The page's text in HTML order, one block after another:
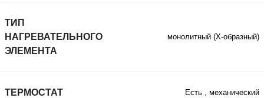
ТИП
НАГРЕВАТЕЛЬНОГО
ЭЛЕМЕНТА
монолитный (Х-образный)
ТЕРМОСТАТ Есть механический